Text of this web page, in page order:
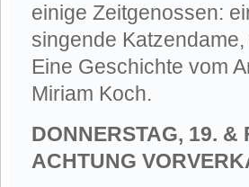
einige Zeitgenossen:
singende
Eine Geschichte vom
Miriam Koch.
DONNERSTAG, 19. &
ACHTUNG